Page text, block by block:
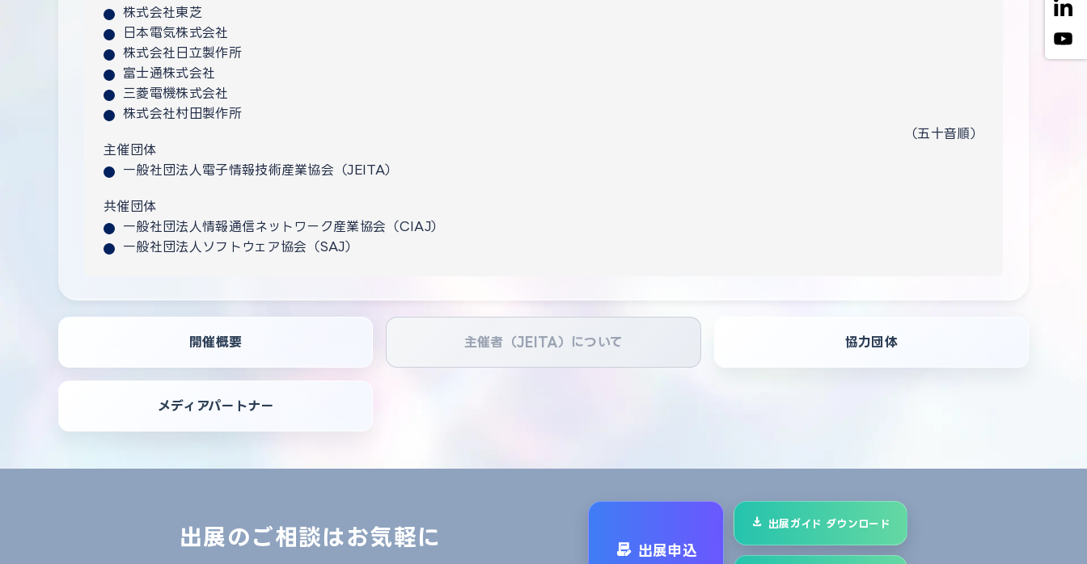
開催概要 主催者（JEITA）について 協力団体
メディアパートナー
株式会社東芝
日本電気株式会社
株式会社日立製作所
富士通株式会社
三菱電機株式会社
株式会社村田製作所
（五十音順）
主催団体
一般社団法人電子情報技術産業協会（JEITA）
共催団体
一般社団法人情報通信ネットワーク産業協会（CIAJ）
一般社団法人ソフトウェア協会（SAJ）
出展のご相談はお気軽に
出展申込
出展ガイド ダウンロード